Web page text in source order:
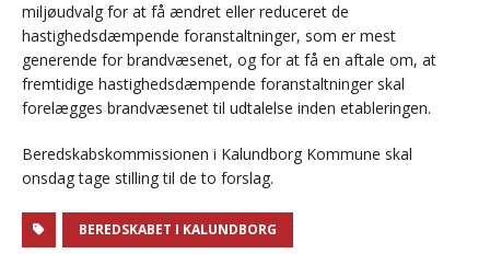
miljøudvalg for at få ændret eller reduceret de
hastighedsdæmpende foranstaltninger, som er mest
generende for brandvæsenet, og for at få en aftale om, at
fremtidige hastighedsdæmpende foranstaltninger skal
forelægges brandvæsenet til udtalelse inden etableringen.
Beredskabskommissionen i Kalundborg Kommune skal
onsdag tage stilling til de to forslag.
BEREDSKABET I KALUNDBORG